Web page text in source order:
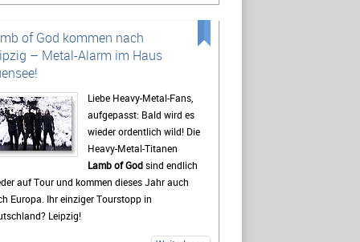
Highfield gehört seit Jahren zu den
Festivals Deutschlands. Besonders
Mischung aus Rock, Indie, Punk und Hip-Hop
dafür, dass jedes Jahr ein bunt gemischtes
zusammenkommt. Auch 2026 stehen
viele bekannte Künstler auf dem
die Besucher vor den Bühnen zum
bringen sollen. Gerade die Headliner
mit Spannung erwartet, doch oft sind es
die kleineren Bands.
genauso wichtig wie die Konzerte ist
Gäste das Leben auf dem Campingplatz.
beginnt das Festivalgefühl oft schon lange,
of God kommen nach
– Metal-Alarm im Haus
Liebe Heavy-Metal-Fans,
aufgepasst: Bald wird es
wieder ordentlich wild! Die
Heavy-Metal-Titanen
Lamb of Godsind endlich
auf Tour und kommen dieses Jahr auch
Europa. Ihr einziger Tourstopp in
Leipzig!